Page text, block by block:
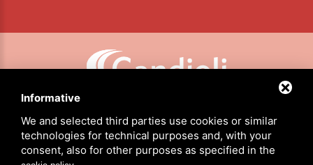
CANDIOLI SRL: P.IVA/C.F. 10358790011 / SEDE: STRADA COMUNALE DI NONE, 1 - 10092 BEINASCO (TO)
HOME
Informative
We and selected third parties use cookies or similar
technologies for technical purposes and, with your
consent, also for other purposes as specified in the